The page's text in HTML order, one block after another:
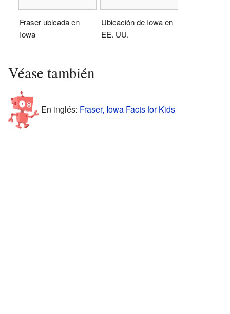
Fraser ubicada en
Iowa
Ubicación de Iowa en
EE. UU.
Véase también
En inglés: Fraser, Iowa Facts for Kids